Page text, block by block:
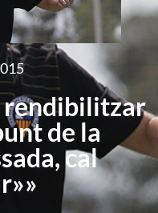
rendibilitzar
de la
cal